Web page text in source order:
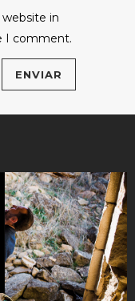
in
I comment.